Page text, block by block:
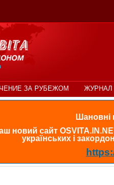
ЗА РУБЕЖОМ ЖУРНАЛ
Шановні
новий сайт
українських і